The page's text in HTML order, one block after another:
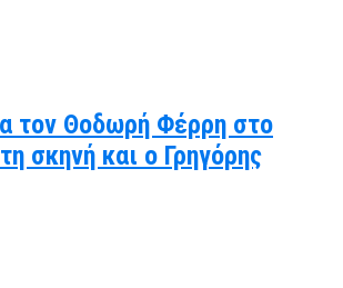
τον Θοδωρή Φέρρη στο
σκηνή και ο Γρηγόρης